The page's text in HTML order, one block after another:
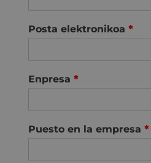
Posta elektronikoa *
Enpresa *
Puesto en la empresa *